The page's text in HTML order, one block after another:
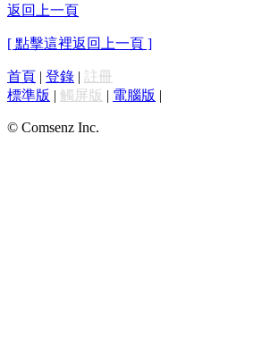
返回上一頁
[ 點擊這裡返回上一頁 ]
首頁 | 登錄 | 註冊
標準版 | 觸屏版 | 電腦版 |
© Comsenz Inc.